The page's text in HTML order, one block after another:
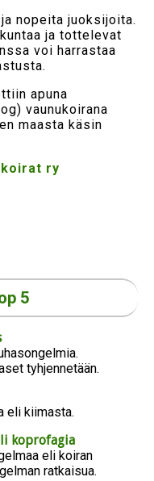
nopeita juoksijoita.
ja tottelevat
voi harrastaa
apuna
vaunukoirana
maasta käsin
ry
5
tyhjennetään.
eli kiimasta.
koprofagia
eli koiran
ratkaisua.